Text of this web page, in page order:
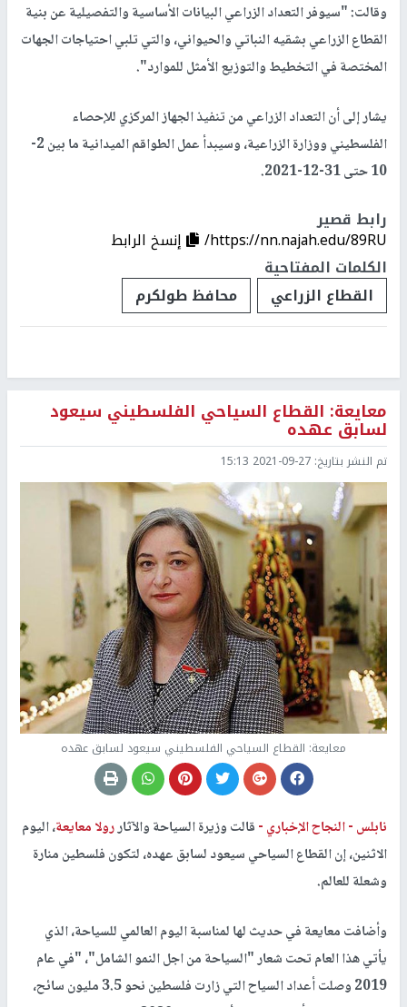
وقالت: "سيوفر التعداد الزراعي البيانات الأساسية والتفصيلية عن بنية
القطاع الزراعي بشقيه النباتي والحيواني، والتي تلبي احتياجات الجهات
المختصة في التخطيط والتوزيع الأمثل للموارد".
يشار إلى أن التعداد الزراعي من تنفيذ الجهاز المركزي للإحصاء
الفلسطيني ووزارة الزراعية، وسيبدأ عمل الطواقم الميدانية ما بين 2-
10 حتى 31-12-2021.
رابط قصير
https://nn.najah.edu/89RU/
إنسخ الرابط
الكلمات المفتاحية
القطاع الزراعي
محافظ طولكرم
معايعة: القطاع السياحي الفلسطيني سيعود
لسابق عهده
تم النشر بتاريخ: 2021-09-27 15:13
معايعة: القطاع السياحي الفلسطيني سيعود لسابق عهده
نابلس -النجاح الإخباري -قالت وزيرة السياحة والآثاررولا معايعة، اليوم
الاثنين، إن القطاع السياحي سيعود لسابق عهده، لتكون فلسطين منارة
وشعلة للعالم.
وأضافت معايعة في حديث لها لمناسبة اليوم العالمي للسياحة، الذي
يأتي هذا العام تحت شعار "السياحة من اجل النمو الشامل"، "في عام
2019 وصلت أعداد السياح التي زارت فلسطين نحو 3.5 مليون سائح،